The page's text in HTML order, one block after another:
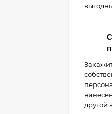
другой